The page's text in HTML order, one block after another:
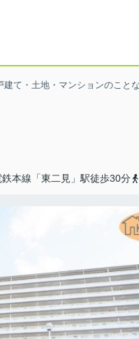
て・土地・マンションのこと
鉄本線「東二見」駅徒歩30分